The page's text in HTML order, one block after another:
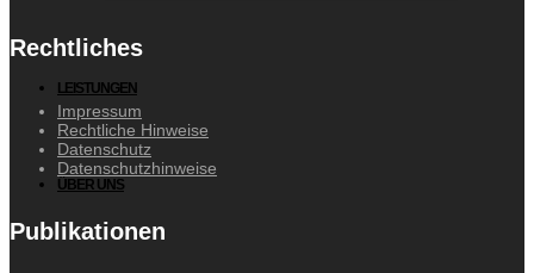
LEISTUNGEN
ÜBER UNS
Rechtliches
Impressum
Rechtliche Hinweise
Datenschutz
Datenschutzhinweise
Publikationen